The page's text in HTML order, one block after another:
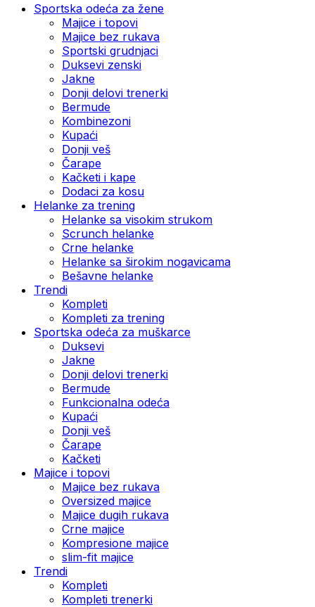
Sportska odeća za žene
Majice i topovi
Majice bez rukava
Sportski grudnjaci
Duksevi zenski
Jakne
Donji delovi trenerki
Bermude
Kombinezoni
Kupaći
Donji veš
Čarape
Kačketi i kape
Dodaci za kosu
Helanke za trening
Helanke sa visokim strukom
Scrunch helanke
Crne helanke
Helanke sa širokim nogavicama
Bešavne helanke
Trendi
Kompleti
Kompleti za trening
Sportska odeća za muškarce
Duksevi
Jakne
Donji delovi trenerki
Bermude
Funkcionalna odeća
Kupaći
Donji veš
Čarape
Kačketi
Majice i topovi
Majice bez rukava
Oversized majice
Majice dugih rukava
Crne majice
Kompresione majice
slim-fit majice
Trendi
Kompleti
Kompleti trenerki